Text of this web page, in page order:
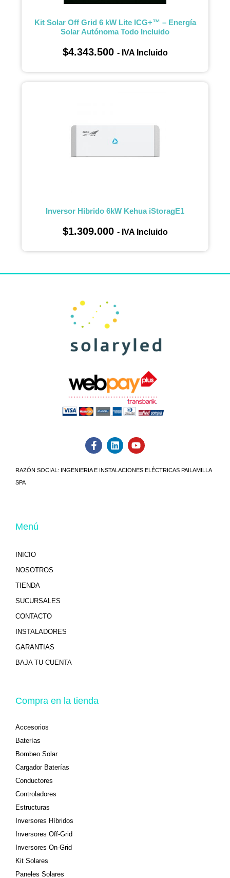
Kit Solar Off Grid 6 kW Lite ICG+™ – Energía
Solar Autónoma Todo Incluido
$4.343.500 - IVA Incluido
Inversor Hibrido 6kW Kehua iStoragE1
$1.309.000 - IVA Incluido
RAZÓN SOCIAL:
INGENIERIA E INSTALACIONES ELÉCTRICAS PAILAMILLA
SPA
Menú
INICIO
NOSOTROS
TIENDA
SUCURSALES
CONTACTO
INSTALADORES
GARANTIAS
BAJA TU CUENTA
Compra en la tienda
Accesorios
Baterías
Bombeo Solar
Cargador Baterías
Conductores
Controladores
Estructuras
Inversores Híbridos
Inversores Off-Grid
Inversores On-Grid
Kit Solares
Paneles Solares